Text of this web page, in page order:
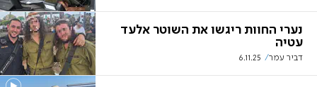
נערי החוות ריגשו את השוטר אלעד
עטיה
דביר עמר 6.11.25